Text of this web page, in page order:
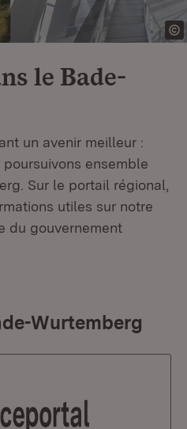
le Bade-
un avenir meilleur :
ensemble
Sur le portail régional,
utiles sur notre
du gouvernement
Wurtemberg